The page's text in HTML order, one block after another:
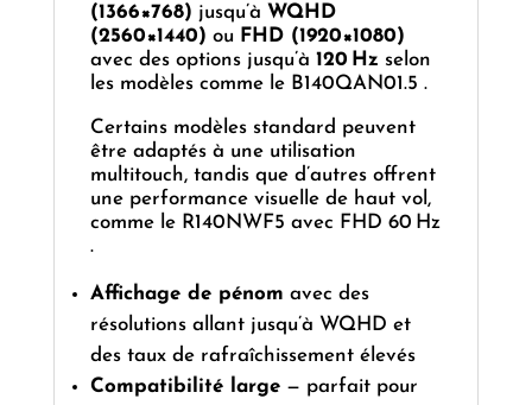
(1366×768) jusqu’à WQHD
(2560×1440) ou FHD (1920×1080)
avec des options jusqu’à 120 Hz selon
les modèles comme le B140QAN01.5 .
Certains modèles standard peuvent
être adaptés à une utilisation
multitouch, tandis que d’autres offrent
une performance visuelle de haut vol,
comme le R140NWF5 avec FHD 60 Hz
.
Affichage de pénom avec des
résolutions allant jusqu’à WQHD et
des taux de rafraîchissement élevés
Compatibilité large— parfait pour